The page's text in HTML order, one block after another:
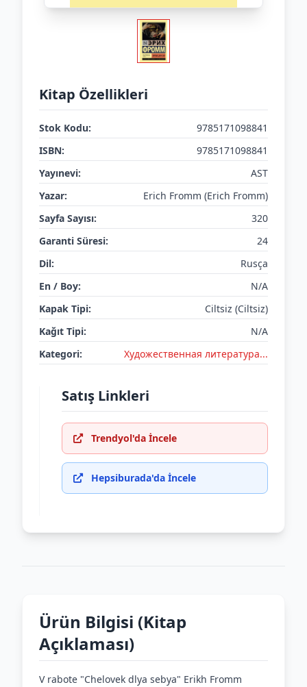
Kitap Özellikleri
Stok Kodu:
9785171098841
ISBN:
9785171098841
Yayınevi:
AST
Yazar:
Erich Fromm (Erich Fromm)
Sayfa Sayısı:
320
Garanti Süresi:
24
Dil:
Rusça
En / Boy:
N/A
Kapak Tipi:
Ciltsiz (Ciltsiz)
Kağıt Tipi:
N/A
Kategori:
Художественная литература...
Satış Linkleri
Trendyol'da İncele
Hepsiburada'da İncele
Ürün Bilgisi (Kitap
Açıklaması)
V rabote "Chelovek dlya sebya" Erikh Fromm